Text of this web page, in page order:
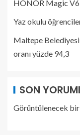
HONOR Magic V6
Yaz okulu
Maltepe
oranı yüzde 94,3
SON
Görüntülenecek bir